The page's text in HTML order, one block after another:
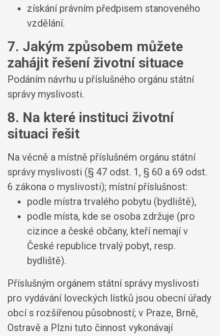
získání právním předpisem stanoveného
vzdělání.
7. Jakým způsobem můžete
zahájit řešení životní situace
Podáním návrhu u příslušného orgánu státní
správy myslivosti.
8. Na které instituci životní
situaci řešit
Na věcně a místně příslušném orgánu státní
správy myslivosti (§ 47 odst. 1, § 60 a 69 odst.
6 zákona o myslivosti); místní příslušnost:
podle místra trvalého pobytu (bydliště),
podle místa, kde se osoba zdržuje (pro
cizince a české občany, kteří nemají v
České republice trvalý pobyt, resp.
bydliště).
Příslušným orgánem státní správy myslivosti
pro vydávání loveckých lístků jsou obecní úřady
obcí s rozšířenou působností; v Praze, Brně,
Ostravě a Plzni tuto činnost vykonávají